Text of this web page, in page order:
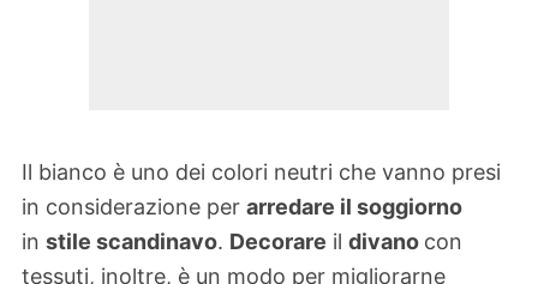
Il bianco è uno dei colori neutri che vanno presi
in considerazione per arredare il soggiorno
in stile scandinavo. Decorare il divano con
tessuti, inoltre, è un modo per migliorarne